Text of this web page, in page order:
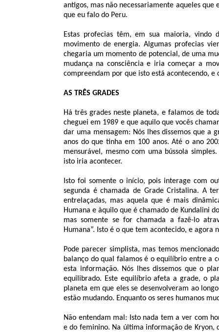
antigos, mas não necessariamente aqueles que
que eu falo do Peru.
Estas profecias têm, em sua maioria,
movimento de energia. Algumas profecias
chegaria um momento de potencial, de uma
mudança na consciência e iria começar a
compreendam por que isto está acontecendo,
AS TRÊS GRADES
Há três grades neste planeta, e falamos de
cheguei em 1989 e que aquilo que vocês
dar uma mensagem: Nós lhes dissemos que a
anos do que tinha em 100 anos. Até o ano
mensurável, mesmo com uma bússola
isto iria acontecer.
Isto foi somente o início, pois interage com
segunda é chamada de Grade Cristalina. A
entrelaçadas, mas aquela que é mais
Humana e àquilo que é chamado de Kundalini
mas somente se for chamada a fazê-lo
Humana”. Isto é o que tem acontecido, e agora
Pode parecer simplista, mas temos
balanço do qual falamos é o equilíbrio entre a
esta informação. Nós lhes dissemos que o
equilibrado. Este equilíbrio afeta a grade, o
planeta em que eles se desenvolveram ao
estão mudando. Enquanto os seres humanos
Não entendam mal: Isto nada tem a ver com
e do feminino. Na última informação de Kryon,